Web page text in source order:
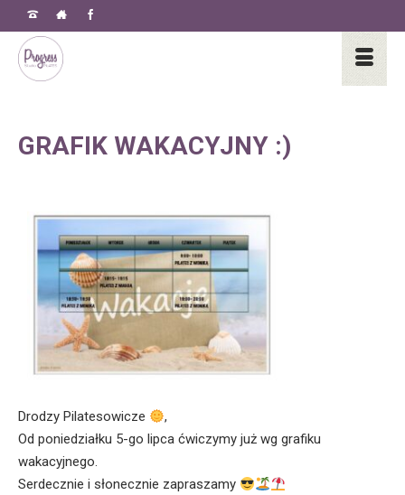
GRAFIK WAKACYJNY :)
Drodzy Pilatesowicze
,
Od poniedziałku 5-go lipca ćwiczymy już wg grafiku
wakacyjnego.
Serdecznie i słonecznie zapraszamy